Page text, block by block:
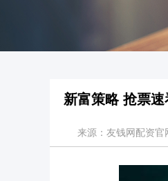
新富策略 抢票
来源：友钱网配资官